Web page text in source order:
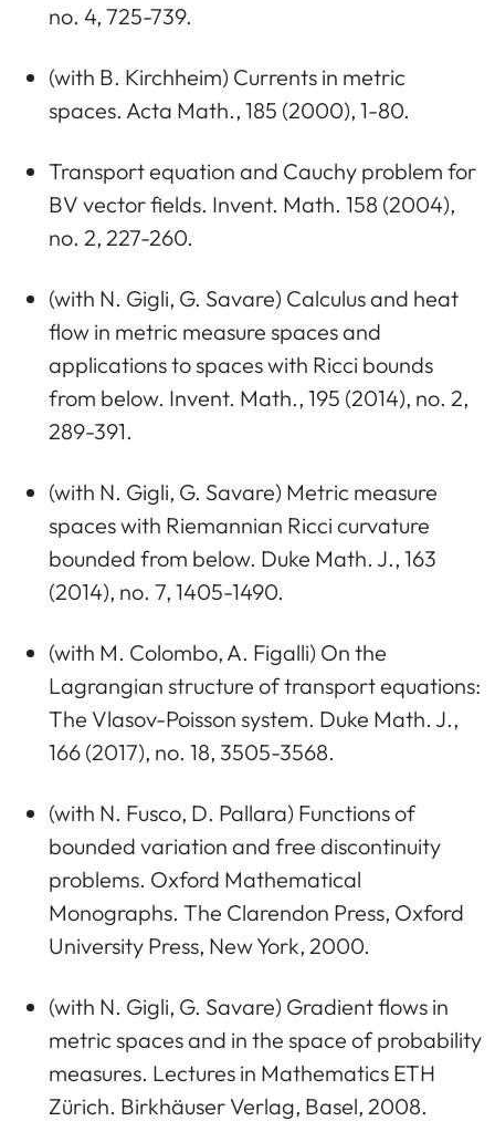
no. 4, 725-739.
(with B. Kirchheim) Currents in metric
spaces. Acta Math., 185 (2000), 1-80.
Transport equation and Cauchy problem for
BV vector fields. Invent. Math. 158 (2004),
no. 2, 227-260.
(with N. Gigli, G. Savare) Calculus and heat
flow in metric measure spaces and
applications to spaces with Ricci bounds
from below. Invent. Math., 195 (2014), no. 2,
289-391.
(with N. Gigli, G. Savare) Metric measure
spaces with Riemannian Ricci curvature
bounded from below. Duke Math. J., 163
(2014), no. 7, 1405-1490.
(with M. Colombo, A. Figalli) On the
Lagrangian structure of transport equations:
The Vlasov-Poisson system. Duke Math. J.,
166 (2017), no. 18, 3505-3568.
(with N. Fusco, D. Pallara) Functions of
bounded variation and free discontinuity
problems. Oxford Mathematical
Monographs. The Clarendon Press, Oxford
University Press, New York, 2000.
(with N. Gigli, G. Savare) Gradient flows in
metric spaces and in the space of probability
measures. Lectures in Mathematics ETH
Zürich. Birkhäuser Verlag, Basel, 2008.